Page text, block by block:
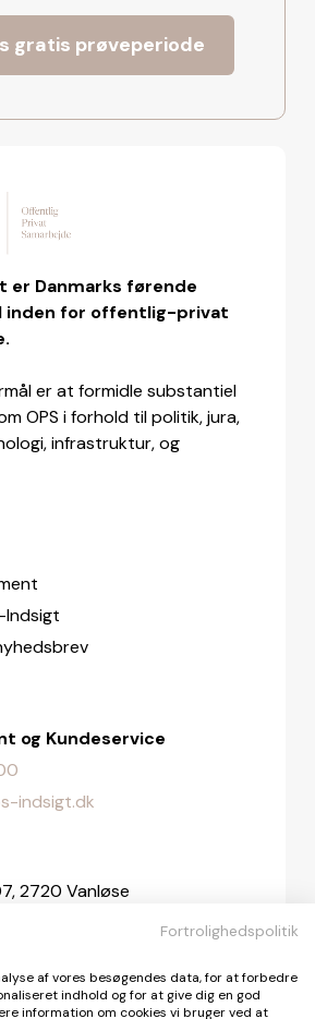
gratis prøveperiode
er Danmarks førende
inden for offentlig-privat
er at formidle substantiel
OPS i forhold til politik, jura,
infrastruktur, og
Indsigt
og Kundeservice
indsigt.dk
2720 Vanløse
indsigt.dk
Fortrolighedspolitik
af vores besøgendes data, for at forbedre
indhold og for at give dig en god
information om cookies vi bruger ved at